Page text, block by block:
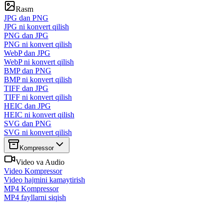
Rasm
JPG dan PNG
JPG ni konvert qilish
PNG dan JPG
PNG ni konvert qilish
WebP dan JPG
WebP ni konvert qilish
BMP dan PNG
BMP ni konvert qilish
TIFF dan JPG
TIFF ni konvert qilish
HEIC dan JPG
HEIC ni konvert qilish
SVG dan PNG
SVG ni konvert qilish
Kompressor
Video va Audio
Video Kompressor
Video hajmini kamaytirish
MP4 Kompressor
MP4 fayllarni siqish